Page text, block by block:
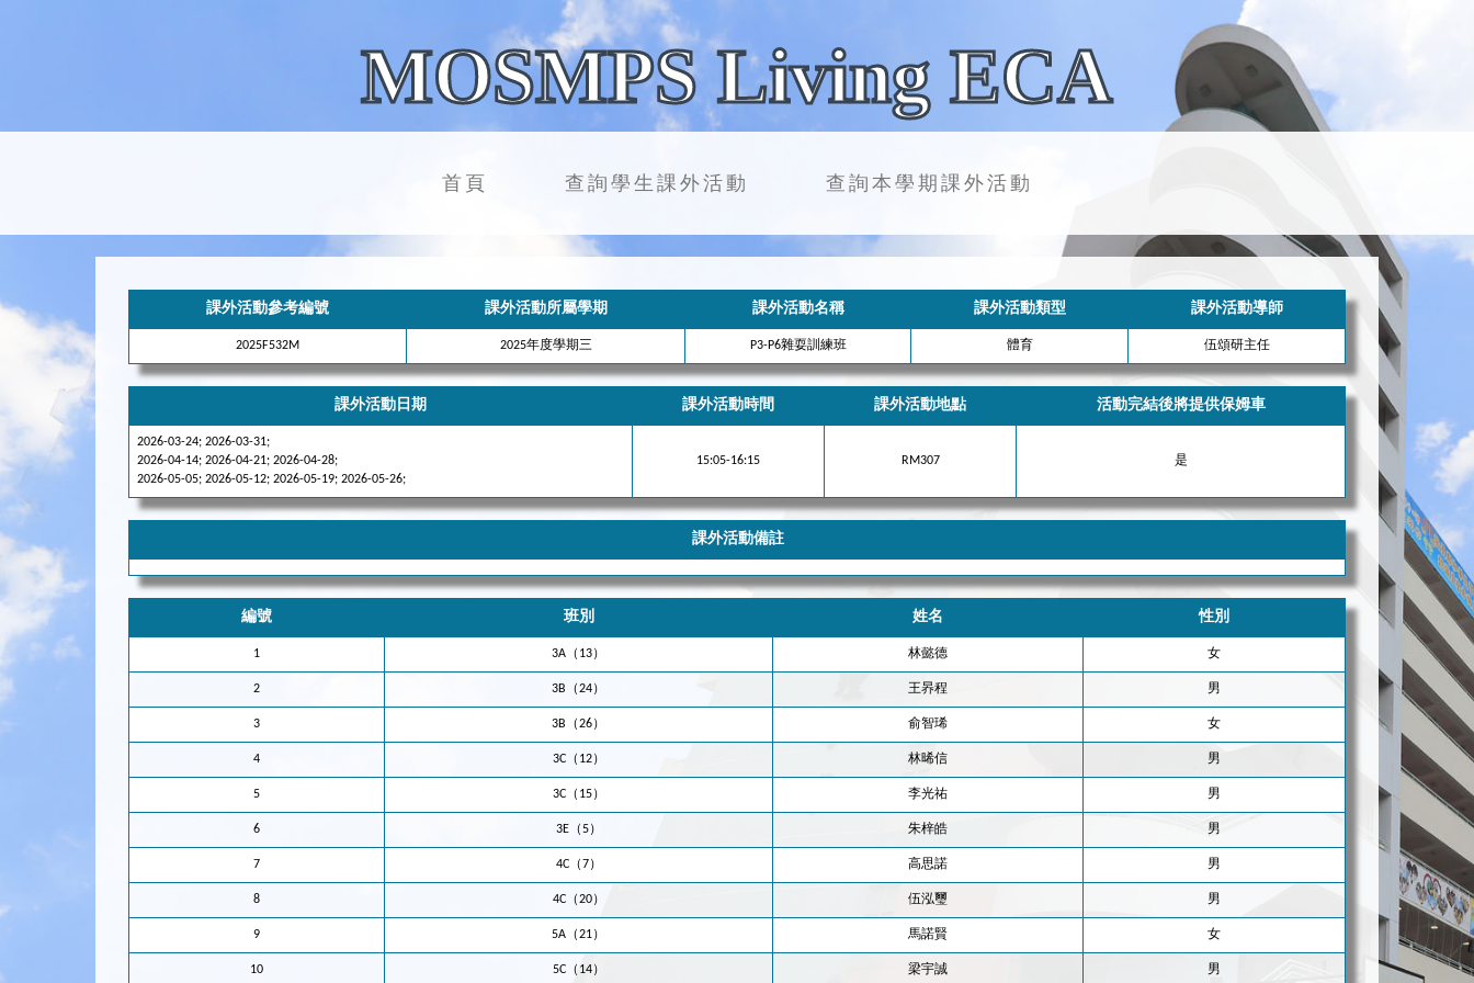
MOSMPS Living ECA
首頁 查詢學生課外活動 查詢本學期課外活動
課外活動參考編號 課外活動所屬學期 課外活動名稱 課外活動類型 課外活動導師
2025F532M 2025年度學期三 P3-P6雜耍訓練班 體育 伍頌研主任
課外活動日期 課外活動時間 課外活動地點 活動完結後將提供保姆車
2026-03-24; 2026-03-31;
2026-04-14; 2026-04-21; 2026-04-28;
2026-05-05; 2026-05-12; 2026-05-19; 2026-05-26;
15:05-16:15 RM307 是
課外活動備註
編號 班別 姓名 性別
1 3A（13） 林懿德 女
2 3B（24） 王昦程 男
3 3B（26） 俞智琋 女
4 3C（12） 林晞信 男
5 3C（15） 李光祐 男
6 3E（5） 朱梓皓 男
7 4C（7） 高思諾 男
8 4C（20） 伍泓璽 男
9 5A（21） 馬諾賢 女
10 5C（14） 梁宇誠 男